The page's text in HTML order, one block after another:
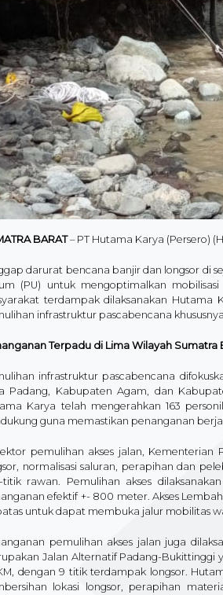
BARAT– PT Hutama Karya (Persero)
darurat bencana banjir dan longsor di
(PU) untuk mengoptimalkan
terdampak dilaksanakan
infrastruktur pascabencana
Terpadu di Lima Wilayah Sumatra
infrastruktur pascabencana
Padang, Kabupaten Agam, dan
Karya telah mengerahkan 163
guna memastikan penanganan
pemulihan akses jalan, Kementerian
normalisasi saluran, perapihan dan
titik rawan. Pemulihan akses
efektif +- 800 meter. Akses
untuk dapat membuka jalur mobilitas
pemulihan akses jalan juga
Jalan Alternatif Padang-Bukittinggi
dengan 9 titik terdampak longsor.
lokasi longsor, perapihan